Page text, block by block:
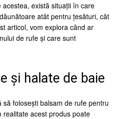
există situații în care
atât pentru țesături, cât
articol, vom explora când ar
de rufe și care sunt
și halate de baie
folosești balsam de rufe pentru
acest produs poate